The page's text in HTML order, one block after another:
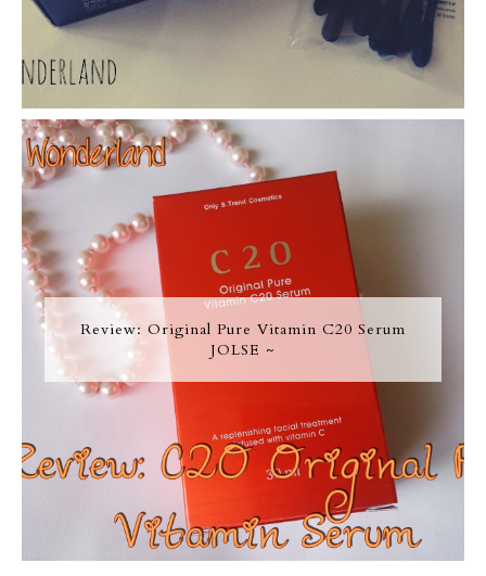
Review: Original Pure Vitamin C20 Serum
JOLSE ~